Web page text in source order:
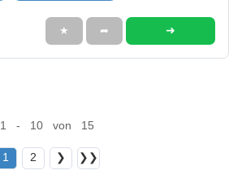
★ ➦ ➜
1 - 10 von 15
1 2 ❯ ❯❯